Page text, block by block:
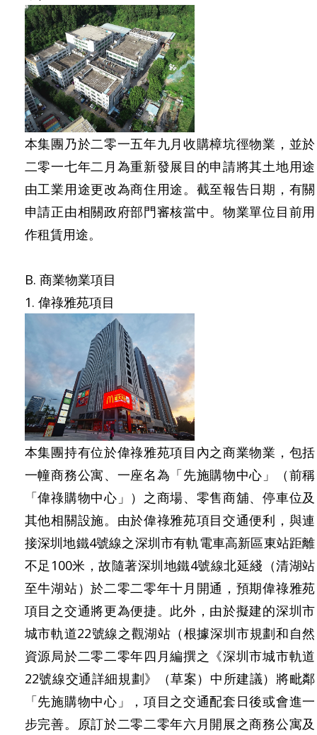
本集團乃於二零一五年九月收購樟坑徑物業，並於
二零一七年二月為重新發展目的申請將其土地用途
由工業用途更改為商住用途。截至報告日期，有關
申請正由相關政府部門審核當中。物業單位目前用
作租賃用途。
B. 商業物業項目
1. 偉祿雅苑項目
本集團持有位於偉祿雅苑項目內之商業物業，包括
一幢商務公寓、一座名為「先施購物中心」（前稱
「偉祿購物中心」）之商場、零售商舖、停車位及
其他相關設施。由於偉祿雅苑項目交通便利，與連
接深圳地鐵4號線之深圳市有軌電車高新區東站距離
不足100米，故隨著深圳地鐵4號線北延綫（清湖站
至牛湖站）於二零二零年十月開通，預期偉祿雅苑
項目之交通將更為便捷。此外，由於擬建的深圳市
城市軌道22號線之觀湖站（根據深圳市規劃和自然
資源局於二零二零年四月編撰之《深圳市城市軌道
22號線交通詳細規劃》（草案）中所建議）將毗鄰
「先施購物中心」，項目之交通配套日後或會進一
步完善。原訂於二零二零年六月開展之商務公寓及